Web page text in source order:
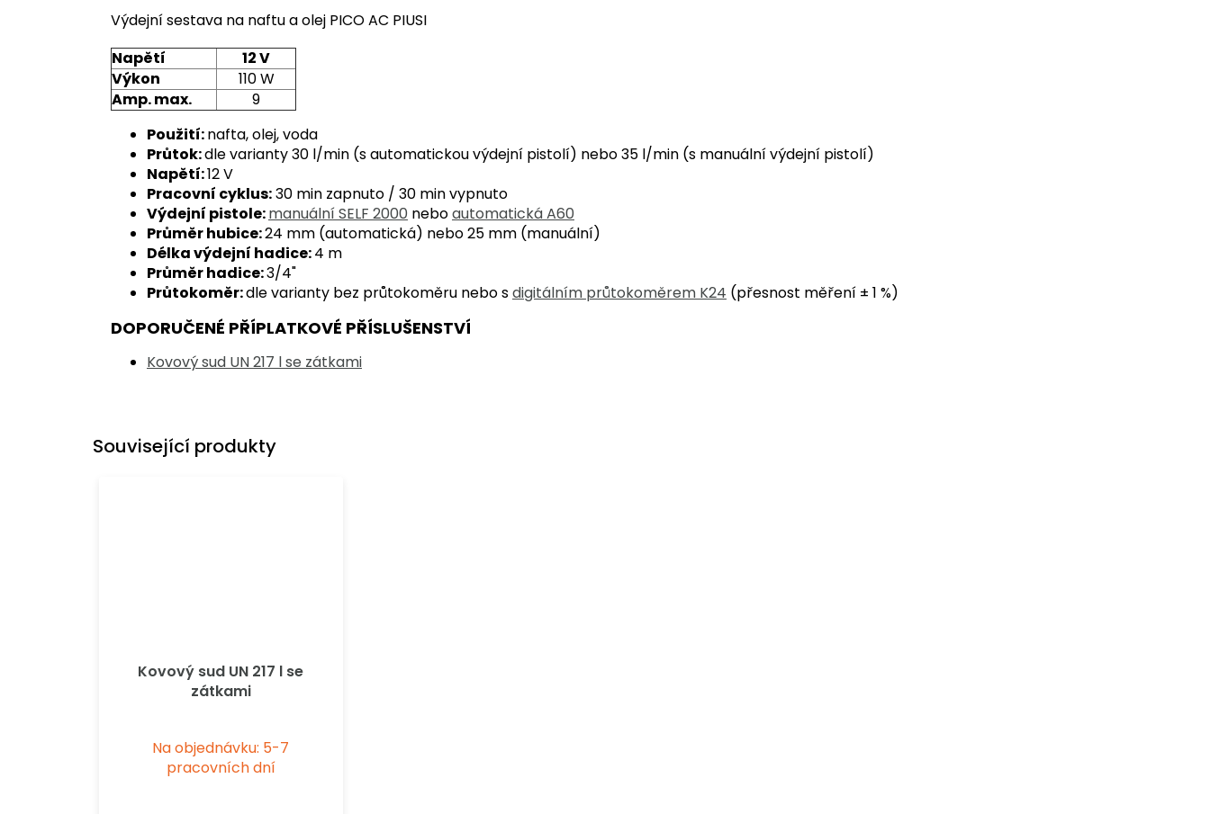
Související produkty
Kovový sud UN 217 l se
zátkami
Na objednávku: 5-7
pracovních dní
Výdejní sestava na naftu a olej PICO AC PIUSI
Napětí
12 V
Výkon
110 W
Amp. max.
9
Použití:nafta, olej, voda
Průtok:dle varianty 30 l/min (s automatickou výdejní pistolí) nebo 35 l/min (s manuální výdejní pistolí)
Napětí:12 V
Pracovní cyklus:30 min zapnuto / 30 min vypnuto
Výdejní pistole:manuální SELF 2000 neboautomatická A60
Průměr hubice:24 mm (automatická) nebo 25 mm (manuální)
Délka výdejní hadice:4 m
Průměr hadice:3/4"
Průtokoměr:dle varianty bez průtokoměru nebo sdigitálním průtokoměrem K24 (přesnost měření ± 1 %)
DOPORUČENÉ PŘÍPLATKOVÉ PŘÍSLUŠENSTVÍ
Kovový sud UN 217 l se zátkami